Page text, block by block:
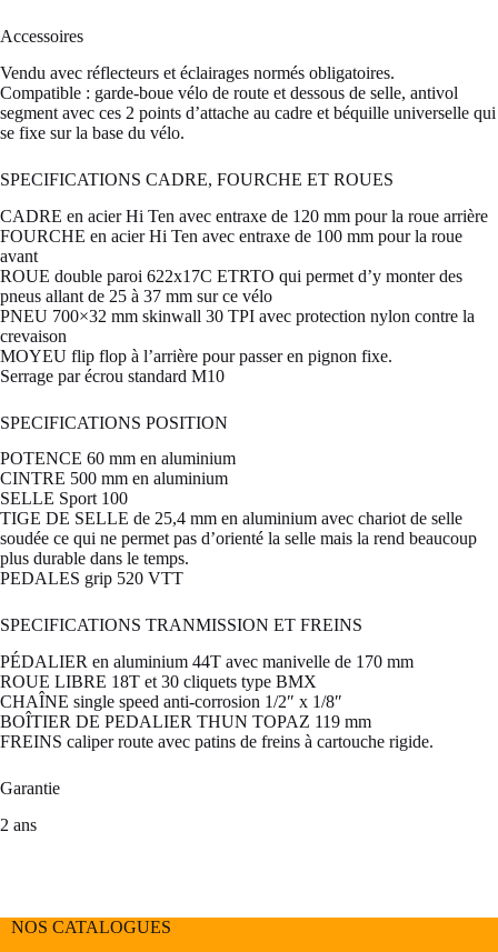
Accessoires
Vendu avec réflecteurs et éclairages normés obligatoires.
Compatible : garde-boue vélo de route et dessous de selle, antivol
segment avec ces 2 points d’attache au cadre et béquille universelle qui
se fixe sur la base du vélo.
SPECIFICATIONS CADRE, FOURCHE ET ROUES
CADRE en acier Hi Ten avec entraxe de 120 mm pour la roue arrière
FOURCHE en acier Hi Ten avec entraxe de 100 mm pour la roue
avant
ROUE double paroi 622x17C ETRTO qui permet d’y monter des
pneus allant de 25 à 37 mm sur ce vélo
PNEU 700×32 mm skinwall 30 TPI avec protection nylon contre la
crevaison
MOYEU flip flop à l’arrière pour passer en pignon fixe.
Serrage par écrou standard M10
SPECIFICATIONS POSITION
POTENCE 60 mm en aluminium
CINTRE 500 mm en aluminium
SELLE Sport 100
TIGE DE SELLE de 25,4 mm en aluminium avec chariot de selle
soudée ce qui ne permet pas d’orienté la selle mais la rend beaucoup
plus durable dans le temps.
PEDALES grip 520 VTT
SPECIFICATIONS TRANMISSION ET FREINS
PÉDALIER en aluminium 44T avec manivelle de 170 mm
ROUE LIBRE 18T et 30 cliquets type BMX
CHAÎNE single speed anti-corrosion 1/2″ x 1/8″
BOÎTIER DE PEDALIER THUN TOPAZ 119 mm
FREINS caliper route avec patins de freins à cartouche rigide.
Garantie
2 ans
NOS CATALOGUES